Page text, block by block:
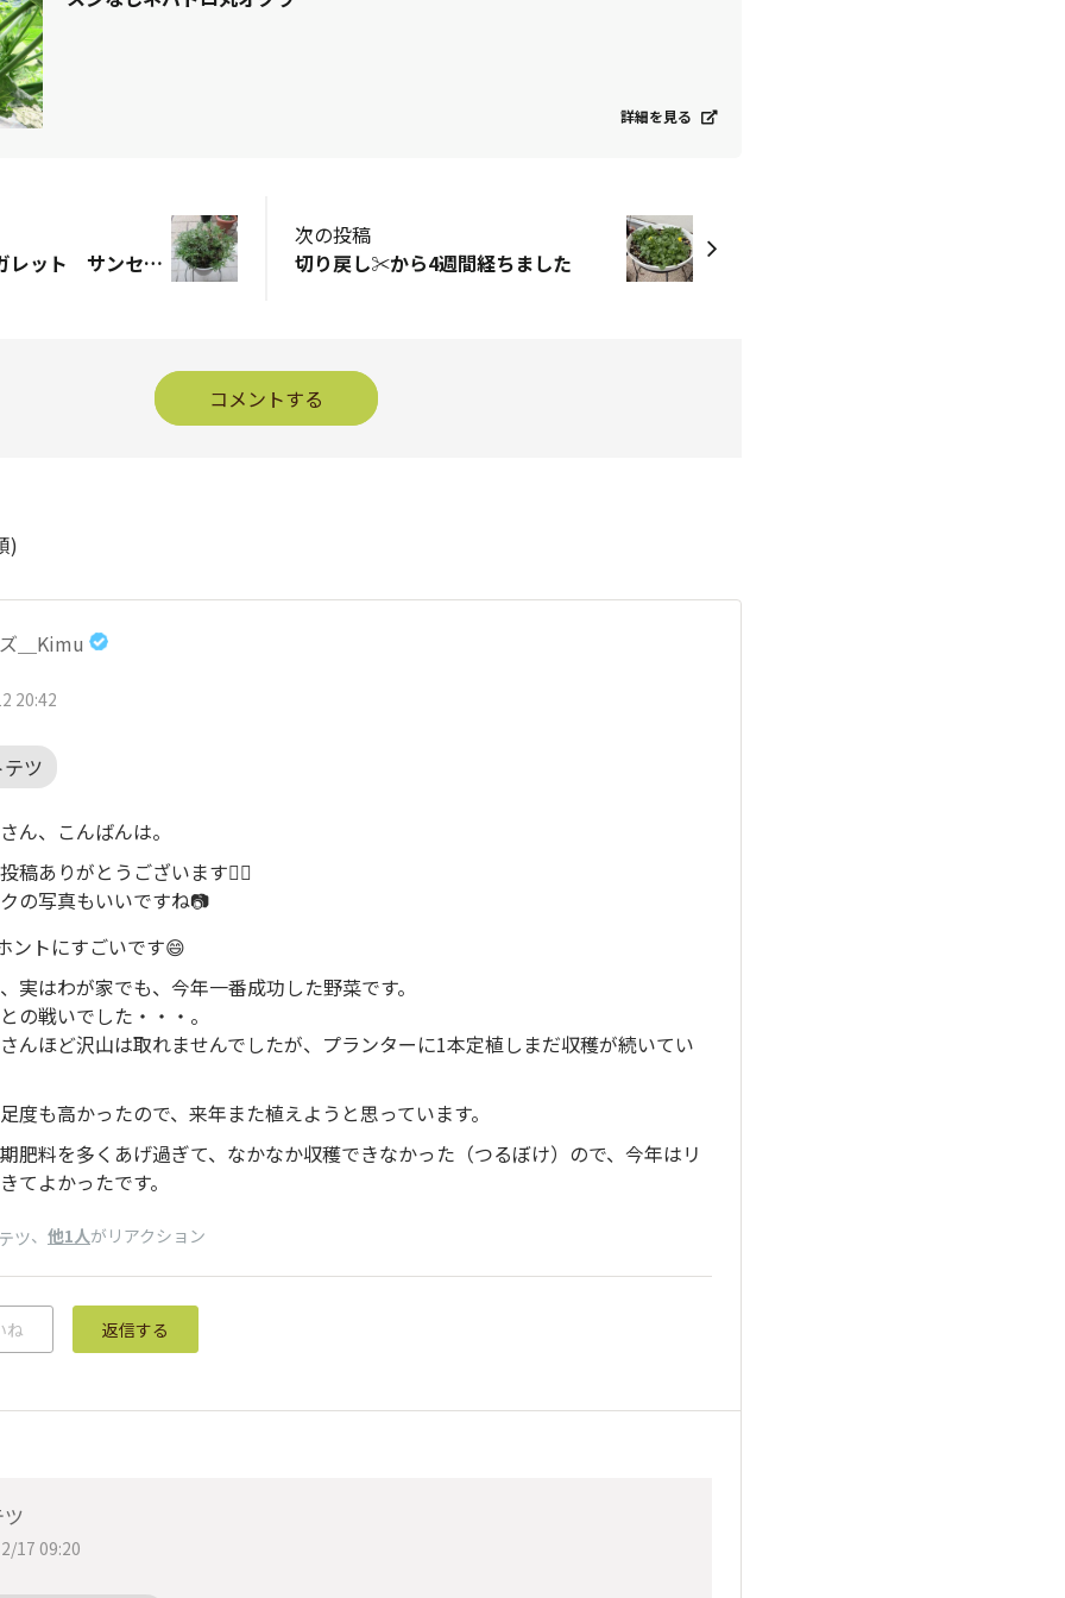
詳細を見る
夏越しボンザマーガレット サンセットオレンジ
次の投稿
切り戻し✂️から4週間経ちました
コメントする
)
＿Kimu
20:42
ツ
ん、こんばんは。
稿ありがとうございます🙇‍♂️
の写真もいいですね📷
ントにすごいです😄
実はわが家でも、今年一番成功した野菜です。
の戦いでした・・・。
んほど沢山は取れませんでしたが、プランターに1本定植しまだ収穫が続いてい
度も高かったので、来年また植えようと思っています。
肥料を多くあげ過ぎて、なかなか収穫できなかった（つるぼけ）ので、今年はリ
てよかったです。
ツ、 他1人がリアクション
ね 返信する
17 09:20